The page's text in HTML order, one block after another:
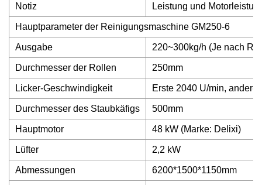
Notiz Leistung und
Hauptparameter der Reinigungsmaschine GM250-6
Ausgabe 220~300kg/h (Je nach
Durchmesser der Rollen 250mm
Licker-Geschwindigkeit Erste 2040 U/min, andere
Durchmesser des Staubkäfigs 500mm
Hauptmotor 48 kW (Marke: Delixi)
Lüfter 2,2 kW
Abmessungen 6200*1500*1150mm